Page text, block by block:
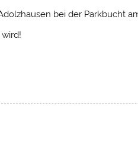
bei der Parkbucht